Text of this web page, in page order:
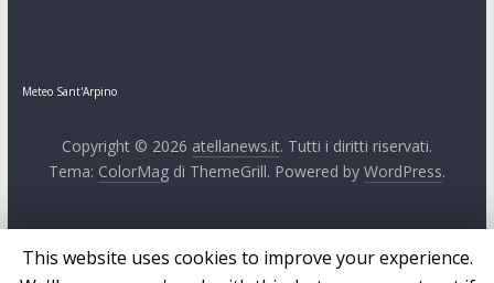
Meteo Sant'Arpino
Copyright © 2026 atellanews.it. Tutti i diritti riservati.
Tema: ColorMagdi ThemeGrill. Powered by WordPress.
This website uses cookies to improve your experience.